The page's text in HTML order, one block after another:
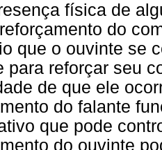
física de
do
que o ouvinte se
para reforçar seu
de que ele
do falante
que pode
do ouvinte